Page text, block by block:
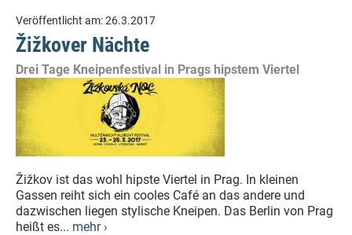
Veröffentlicht am:26.3.2017
Žižkover Nächte
Drei Tage Kneipenfestival in Prags hipstem Viertel
Žižkov ist das wohl hipste Viertel in Prag. In kleinen
Gassen reiht sich ein cooles Café an das andere und
dazwischen liegen stylische Kneipen. Das Berlin von Prag
heißt es... mehr ›